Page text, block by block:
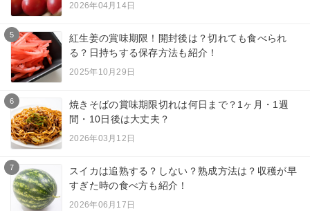
2026年04月14日
5
紅生姜の賞味期限！開封後は？切れても食べられ
る？日持ちする保存方法も紹介！
2025年10月29日
6
焼きそばの賞味期限切れは何日まで？1ヶ月・1週
間・10日後は大丈夫？
2026年03月12日
7
スイカは追熟する？しない？熟成方法は？収穫が早
すぎた時の食べ方も紹介！
2026年06月17日